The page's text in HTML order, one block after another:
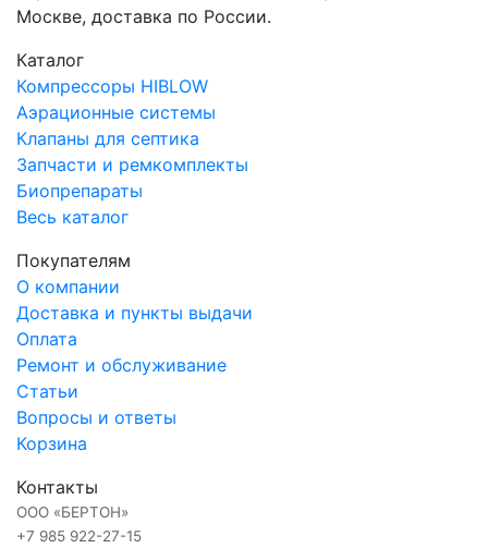
Москве, доставка по России.
Каталог
Компрессоры HIBLOW
Аэрационные системы
Клапаны для септика
Запчасти и ремкомплекты
Биопрепараты
Весь каталог
Покупателям
О компании
Доставка и пункты выдачи
Оплата
Ремонт и обслуживание
Статьи
Вопросы и ответы
Корзина
Контакты
ООО «БЕРТОН»
+7 985 922-27-15